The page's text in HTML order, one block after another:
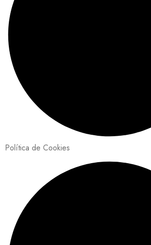
Política de Cookies